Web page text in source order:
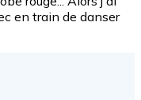
en train de danser